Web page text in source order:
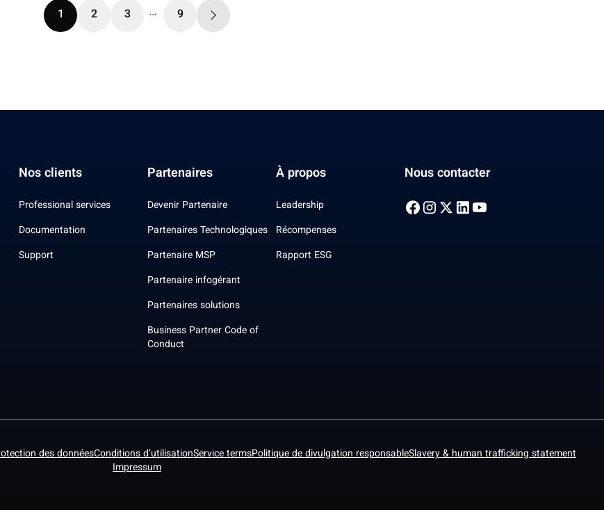
1 2 3 … 9
Nos clients
Professional services
Documentation
Support
Partenaires
Devenir Partenaire
Partenaires Technologiques
Partenaire MSP
Partenaire infogérant
Partenaires solutions
Business Partner Code of
Conduct
À propos
Leadership
Récompenses
Rapport ESG
Nous contacter
des donnéesConditions d’utilisationService termsPolitique de divulgation responsableSlavery & human trafficking statement
Impressum